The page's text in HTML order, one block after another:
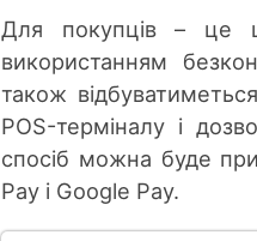
Для покупців – це
використанням
також
POS-терміналу і
спосіб можна буде
Pay і Google Pay.